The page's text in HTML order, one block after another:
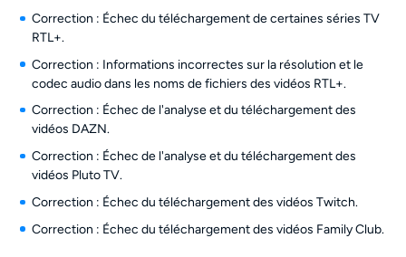
Correction : Échec du téléchargement de certaines séries TV
RTL+.
Correction : Informations incorrectes sur la résolution et le
codec audio dans les noms de fichiers des vidéos RTL+.
Correction : Échec de l'analyse et du téléchargement des
vidéos DAZN.
Correction : Échec de l'analyse et du téléchargement des
vidéos Pluto TV.
Correction : Échec du téléchargement des vidéos Twitch.
Correction : Échec du téléchargement des vidéos Family Club.